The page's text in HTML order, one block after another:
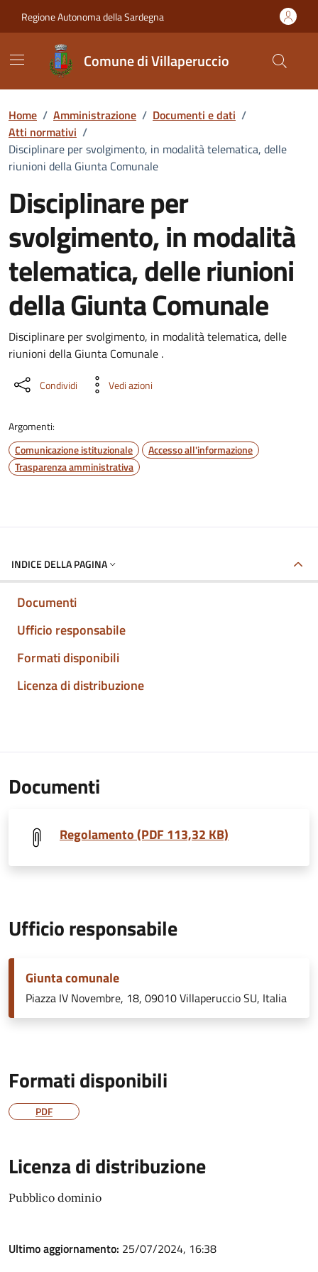
Regione Autonoma della Sardegna
Comune di Villaperuccio
Home / Amministrazione / Documenti e dati /
Atti normativi /
Disciplinare per svolgimento, in modalità telematica, delle
riunioni della Giunta Comunale
Disciplinare per
svolgimento, in modalità
telematica, delle riunioni
della Giunta Comunale
Dettaglio del documento
Disciplinare per svolgimento, in modalità telematica, delle
riunioni della Giunta Comunale .
Condividi Vedi azioni
Argomenti:
Comunicazione istituzionale
Accesso all'informazione
Trasparenza amministrativa
INDICE DELLA PAGINA
Documenti
Ufficio responsabile
Formati disponibili
Licenza di distribuzione
Documenti
Regolamento (PDF 113,32 KB)
Ufficio responsabile
Giunta comunale
Piazza IV Novembre, 18, 09010 Villaperuccio SU, Italia
Formati disponibili
PDF
Licenza di distribuzione
Pubblico dominio
Ultimo aggiornamento: 25/07/2024, 16:38